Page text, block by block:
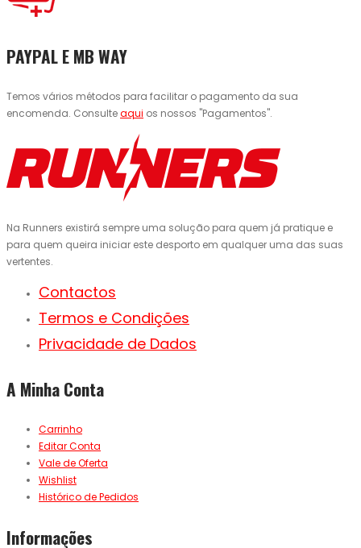
PAYPAL E MB WAY
Temos vários métodos para facilitar o pagamento da sua
encomenda. Consulteaqui os nossos "Pagamentos".
Na Runners existirá sempre uma solução para quem já pratique e
para quem queira iniciar este desporto em qualquer uma das suas
vertentes.
Contactos
Termos e Condições
Privacidade de Dados
A Minha Conta
Carrinho
Editar Conta
Vale de Oferta
Wishlist
Histórico de Pedidos
Informações